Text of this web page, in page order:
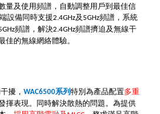
量及使用頻譜，自動調整用戶到最佳信
設備同時支援2.4GHz及5GHz頻譜，系統
頻譜，解決2.4GHz頻譜擠迫及無線干
的無線網絡體驗。
擾 ， WAC6500系列特別為產品配置多重
揮表現。同時解決散熱的問題。為提供